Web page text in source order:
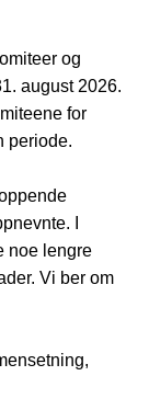
og
august 2026.
for
periode.
I
noe lengre
Vi ber om